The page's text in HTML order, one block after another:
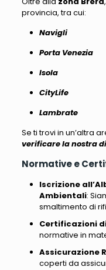
provincia, tra cui:
Navigli
Porta Venezia
Isola
CityLife
Lambrate
Se ti trovi in un’altra
verificare la nostra
Normative e
Iscrizione
Ambientali:
smaltimento di
Certificazioni
normative in
Assicurazione
coperti da